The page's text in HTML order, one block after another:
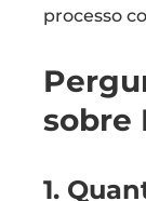
processo
sobre
1.